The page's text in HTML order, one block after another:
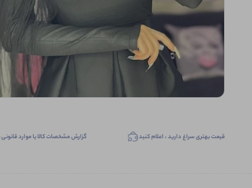
قیمت بهتری سراغ دارید ، اعلام کنید گزارش مشخصات کالا یا موارد قانونی